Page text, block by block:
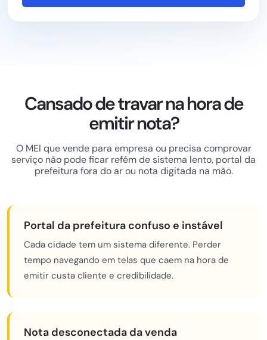
Cansado de travar na hora de
emitir nota?
O MEI que vende para empresa ou precisa comprovar
serviço não pode ficar refém de sistema lento, portal da
prefeitura fora do ar ou nota digitada na mão.
Portal da prefeitura confuso e instável
Cada cidade tem um sistema diferente. Perder
tempo navegando em telas que caem na hora de
emitir custa cliente e credibilidade.
Nota desconectada da venda